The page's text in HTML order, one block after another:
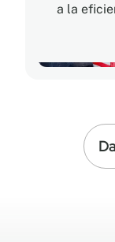
a la
Miami o
aún
traseras